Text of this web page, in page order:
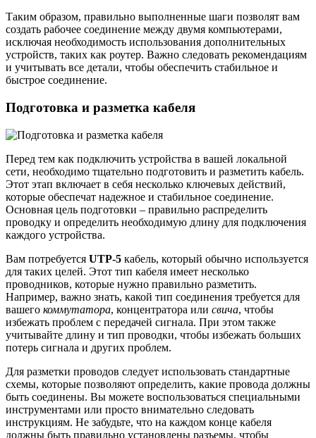
Таким образом, правильно выполненные шаги позволят вам
создать рабочее соединение между двумя компьютерами,
исключая необходимость использования дополнительных
устройств, таких как роутер. Важно следовать рекомендациям
и учитывать все детали, чтобы обеспечить стабильное и
быстрое соединение.
Подготовка и разметка кабеля
Перед тем как подключить устройства в вашей локальной
сети, необходимо тщательно подготовить и разметить кабель.
Этот этап включает в себя несколько ключевых действий,
которые обеспечат надежное и стабильное соединение.
Основная цель подготовки – правильно распределить
проводку и определить необходимую длину для подключения
каждого устройства.
Вам потребуется UTP-5 кабель, который обычно используется
для таких целей. Этот тип кабеля имеет несколько
проводников, которые нужно правильно разметить.
Например, важно знать, какой тип соединения требуется для
вашего коммутатора, концентратора или свича, чтобы
избежать проблем с передачей сигнала. При этом также
учитывайте длину и тип проводки, чтобы избежать больших
потерь сигнала и других проблем.
Для разметки проводов следует использовать стандартные
схемы, которые позволяют определить, какие провода должны
быть соединены. Вы можете воспользоваться специальными
инструментами или просто внимательно следовать
инструкциям. Не забудьте, что на каждом конце кабеля
должны быть правильно установлены разъемы, чтобы